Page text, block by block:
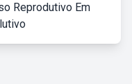
Reprodutivo Em